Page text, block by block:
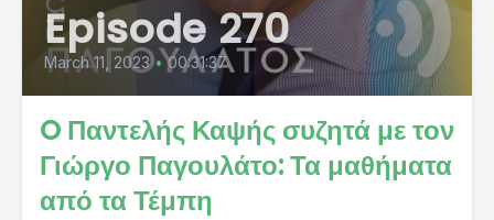
Episode 270
March 11, 2023 • 00:31:37
O Παντελής Καψής συζητά με τον
Γιώργο Παγουλάτο: Τα μαθήματα
από τα Τέμπη